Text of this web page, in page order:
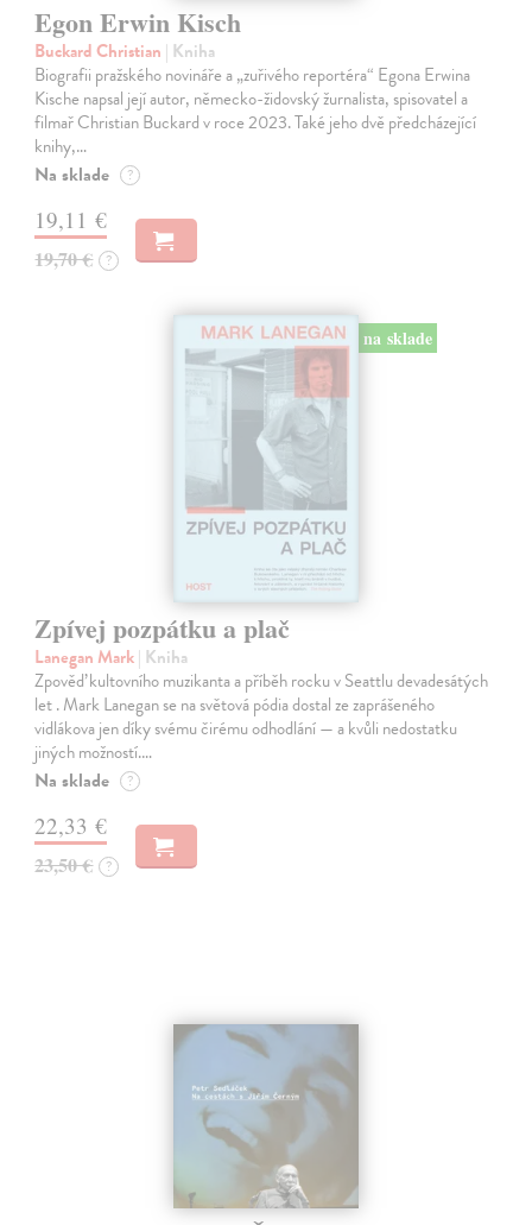
Egon Erwin Kisch
Buckard Christian | Kniha
Biografii pražského novináře a „zuřivého reportéra“ Egona Erwina
Kische napsal její autor, německo-židovský žurnalista, spisovatel a
filmař Christian Buckard v roce 2023. Také jeho dvě předcházející
knihy,…
Na sklade ?
19,11 €
19,70 € ?
na sklade
Zpívej pozpátku a plač
Lanegan Mark| Kniha
Zpověď kultovního muzikanta a příběh rocku v Seattlu devadesátých
let . Mark Lanegan se na světová pódia dostal ze zaprášeného
vidlákova jen díky svému čirému odhodlání — a kvůli nedostatku
jiných možností.…
Na sklade ?
22,33 €
23,50 € ?